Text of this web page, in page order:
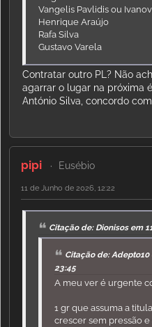
Vangelis Pavlidis ou
Henrique Araújo
Rafa Silva
Gustavo Varela
Contratar outro PL? Não
agarrar o lugar na próxima
António Silva, concordo
pipi Eusébio
11 de Junho de 2026, 12:22
Citação de: Dionisos em
Citação de:
23:45
A meu ver é urgente
1 gr que assuma a
crescer sem pressão